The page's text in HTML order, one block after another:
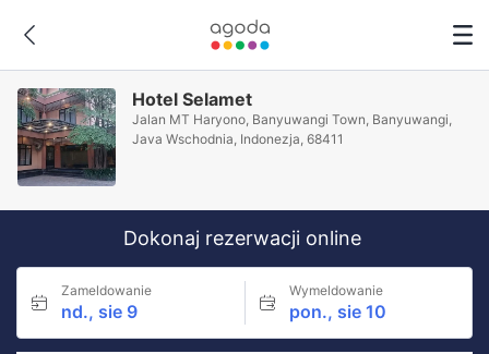
Hotel Selamet
Jalan MT Haryono, Banyuwangi Town, Banyuwangi,
Java Wschodnia, Indonezja, 68411
Dokonaj rezerwacji online
Zameldowanie
nd., sie 9
Wymeldowanie
pon., sie 10